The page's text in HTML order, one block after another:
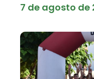
7 de agosto de